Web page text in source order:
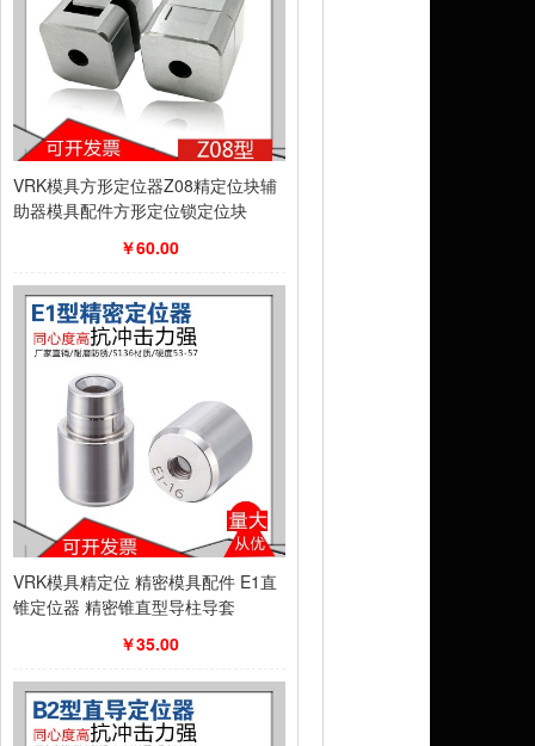
VRK模具方形定位器Z08精定位块辅
助器模具配件方形定位锁定位块
￥60.00
VRK模具精定位 精密模具配件 E1直
锥定位器 精密锥直型导柱导套
￥35.00